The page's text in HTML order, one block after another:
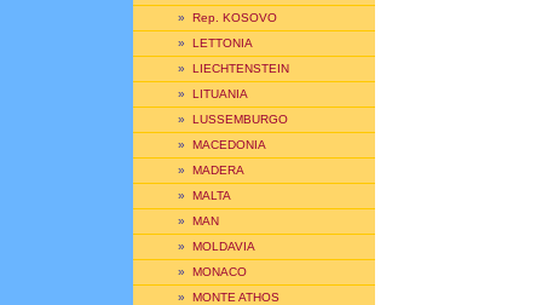
» Rep. KOSOVO
» LETTONIA
» LIECHTENSTEIN
» LITUANIA
» LUSSEMBURGO
» MACEDONIA
» MADERA
» MALTA
» MAN
» MOLDAVIA
» MONACO
» MONTE ATHOS